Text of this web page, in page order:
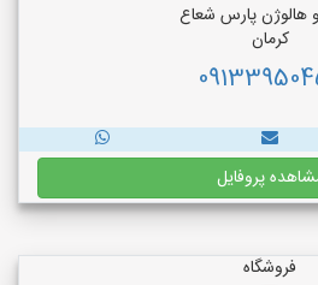
هالوژن پارس شعاع
کرمان
پروفایل
فروشگاه